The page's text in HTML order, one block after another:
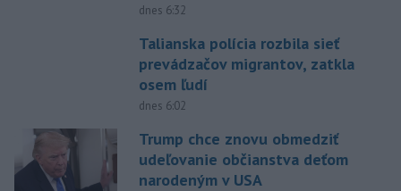
dnes 6:32
Talianska polícia rozbila sieť
prevádzačov migrantov, zatkla
osem ľudí
dnes 6:02
Trump chce znovu obmedziť
udeľovanie občianstva deťom
narodeným v USA